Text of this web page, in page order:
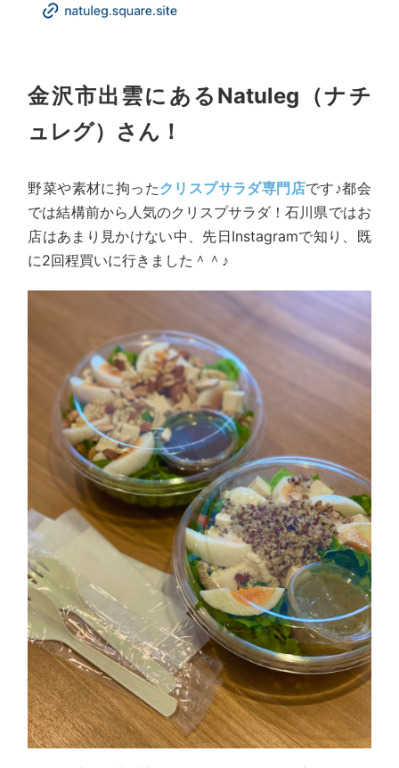
金沢市出雲にあるNatuleg（ナチ
ュレグ）さん！
野菜や素材に拘ったクリスプサラダ専門店です♪都会
では結構前から人気のクリスプサラダ！石川県ではお
店はあまり見かけない中、先日Instagramで知り、既
に2回程買いに行きました＾＾♪